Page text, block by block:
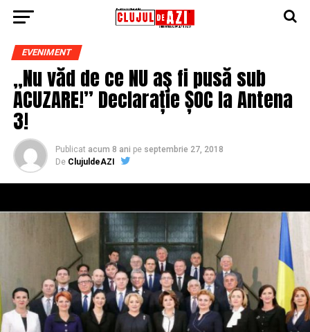
EVENIMENT
„Nu văd de ce NU aş fi pusă sub
ACUZARE!” Declarație ȘOC la Antena
3!
Publicat acum 8 ani pe septembrie 27, 2018
De ClujuldeAZI